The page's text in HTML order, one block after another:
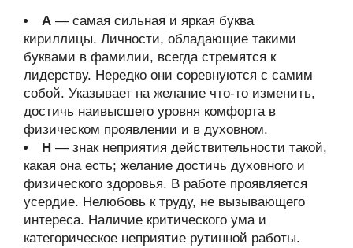
А — самая сильная и яркая буква
кириллицы. Личности, обладающие такими
буквами в фамилии, всегда стремятся к
лидерству. Нередко они соревнуются с самим
собой. Указывает на желание что-то изменить,
достичь наивысшего уровня комфорта в
физическом проявлении и в духовном.
Н — знак неприятия действительности такой,
какая она есть; желание достичь духовного и
физического здоровья. В работе проявляется
усердие. Нелюбовь к труду, не вызывающего
интереса. Наличие критического ума и
категорическое неприятие рутинной работы.